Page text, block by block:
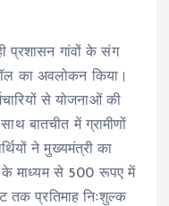
प्रशासन गांवों के संग
का अवलोकन किया।
से योजनाओं की
बातचीत में ग्रामीणों
ने मुख्यमंत्री का
माध्यम से 500 रूपए में
प्रतिमाह निःशुल्क